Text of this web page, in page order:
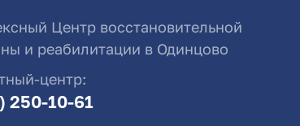
Центр восстановительной
и реабилитации в Одинцово
центр:
250-10-61